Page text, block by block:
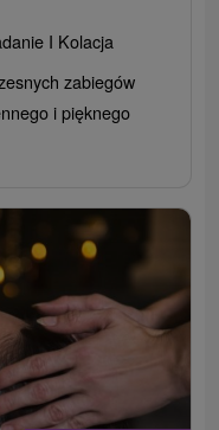
I Kolacja
zabiegów
i pięknego